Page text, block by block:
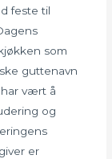
feste til
som
guttenavn
vært å
og
er